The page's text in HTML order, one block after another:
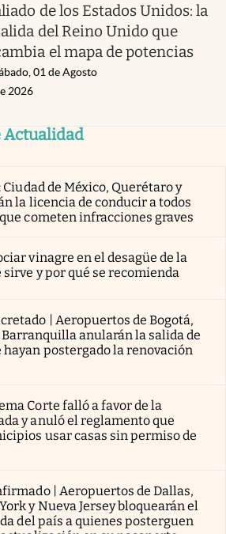
de los Estados Unidos: la
del Reino Unido que
el mapa de potencias
01 de Agosto
2026
Actualidad
de México, Querétaro y
la licencia de conducir a todos
cometen infracciones graves
vinagre en el desagüe de la
sirve y por qué se recomienda
| Aeropuertos de Bogotá,
anularán la salida de
hayan postergado la renovación
Corte falló a favor de la
y anuló el reglamento que
usar casas sin permiso de
| Aeropuertos de Dallas,
y Nueva Jersey bloquearán el
del país a quienes posterguen